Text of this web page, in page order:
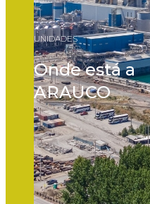
UNIDADES
Onde está a
ARAUCO